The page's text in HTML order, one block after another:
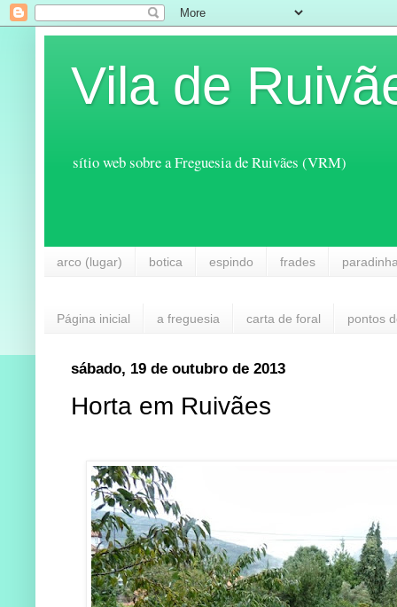
Vila de
sítio web sobre a Freguesia de Ruivães (VRM)
arco (lugar) botica espindo frades
Página inicial a freguesia carta de foral pontos
sábado, 19 de outubro de 2013
Horta em Ruivães